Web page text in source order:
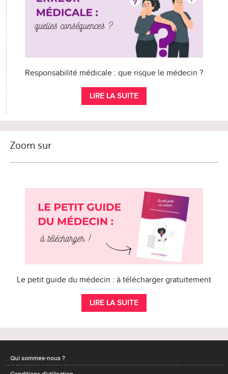
Responsabilité médicale : que risque le médecin ?
LIRE LA SUITE
Zoom sur
Le petit guide du médecin : à télécharger gratuitement
LIRE LA SUITE
Qui sommes-nous ?